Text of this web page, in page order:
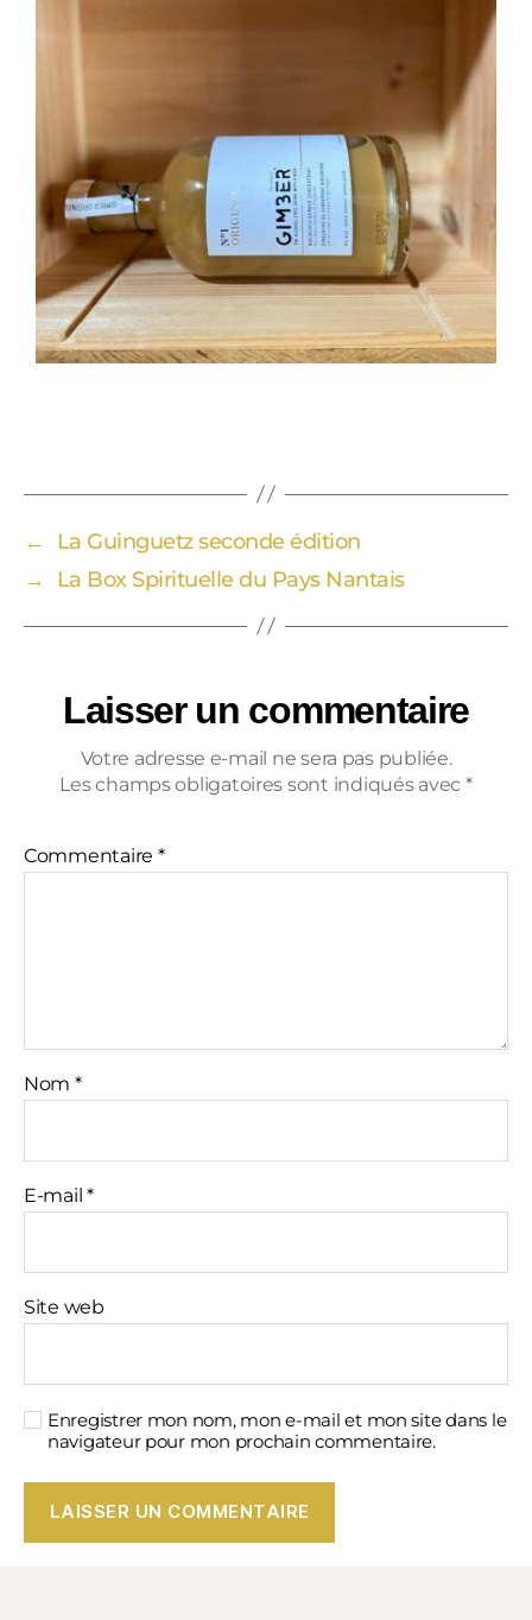
←
La Guinguetz seconde édition
→
La Box Spirituelle du Pays Nantais
Laisser un commentaire
Votre adresse e-mail ne sera pas publiée.
Les champs obligatoires sont indiqués avec *
Commentaire *
Nom *
E-mail*
Site web
Enregistrer mon nom, mon e-mail et mon site dans le
navigateur pour mon prochain commentaire.